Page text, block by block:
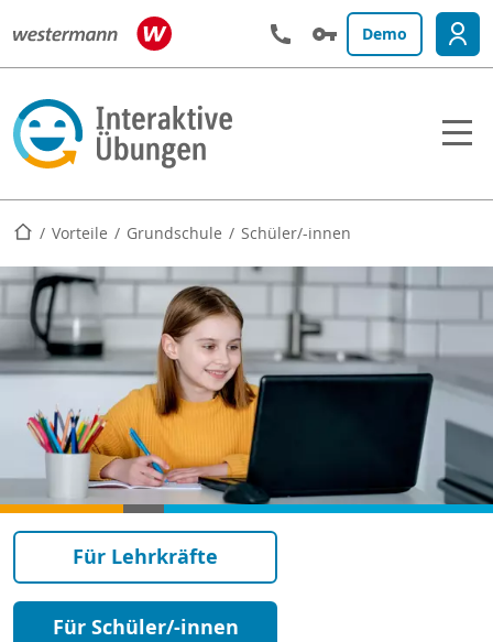
Demo
Startseite
Vorteile Grundschule Schüler/-innen
Für Lehrkräfte
Für Schüler/-innen